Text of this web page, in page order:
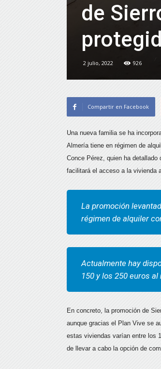
de
2 julio, 2022 926
Compartir en Facebook
Una nueva familia se ha
Almería tiene en régimen de
Conce Pérez, quien ha
facilitará el acceso a la vivienda
La promoción
régimen de alquiler
Actualmente hay
150 y los 250 euros
En concreto, la promoción de
aunque gracias el Plan Vive se
estas viviendas varían entre los
de llevar a cabo la opción de